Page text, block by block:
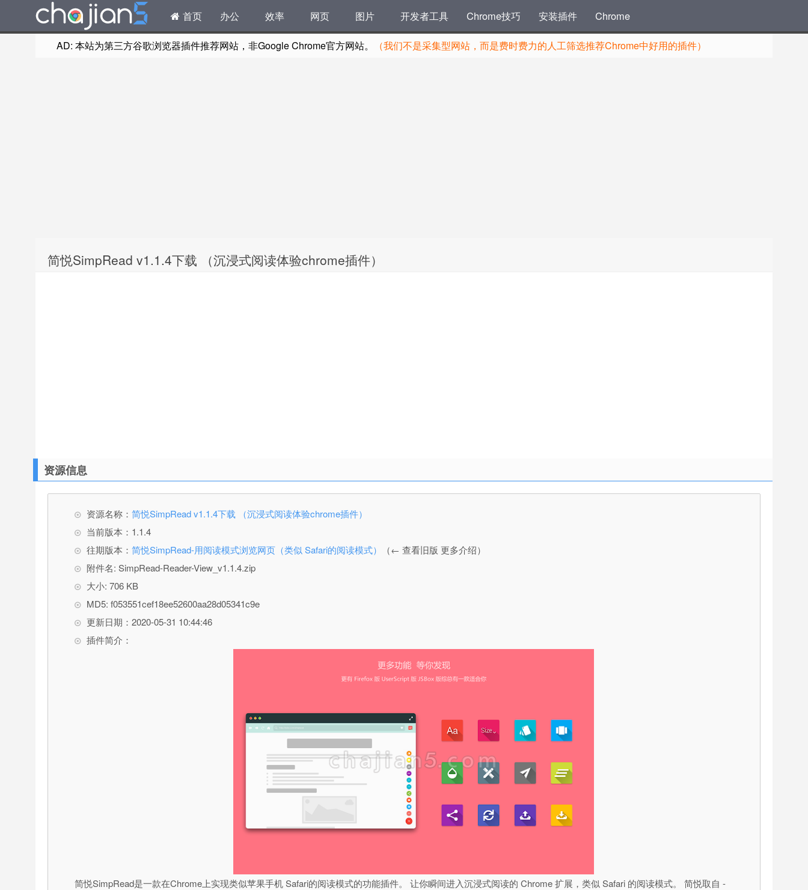
首页 办公 效率 网页 图片 开发者工具 Chrome技巧 安装插件 Chrome
AD: 本站为第三方谷歌浏览器插件推荐网站，非Google Chrome官方网站。 （我们不是采集型网站，而是费时费力的人工筛选推荐Chrome中好用的插件）
简悦SimpRead v1.1.4下载 （沉浸式阅读体验chrome插件）
资源信息
资源名称： 简悦SimpRead v1.1.4下载 （沉浸式阅读体验chrome插件）
当前版本：1.1.4
往期版本： 简悦SimpRead-用阅读模式浏览网页（类似 Safari的阅读模式）
（← 查看旧版 更多介绍）
附件名: SimpRead-Reader-View_v1.1.4.zip
大小: 706 KB
MD5: f053551cef18ee52600aa28d05341c9e
更新日期：2020-05-31 10:44:46
插件简介：
简悦SimpRead是一款在Chrome上实现类似苹果手机 Safari的阅读模式的功能插件。 让你瞬间进入沉浸式阅读的 Chrome 扩展，类似 Safari 的阅读模式。 简悦取自 -